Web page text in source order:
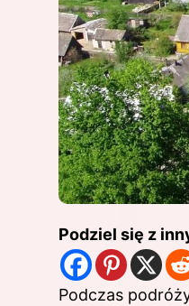
Podziel się z
Podczas